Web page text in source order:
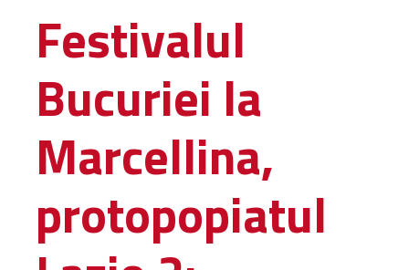
ȘTIRI
INTERVIURI
Festivalul
Bucuriei la
Marcellina,
protopopiatul